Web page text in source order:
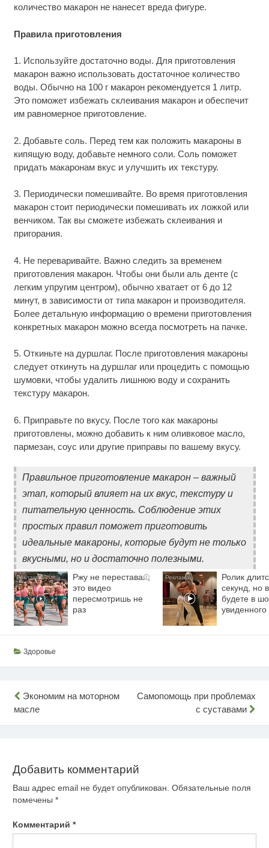
количество макарон не нанесет вреда фигуре.
Правила приготовления
1. Используйте достаточно воды. Для приготовления
макарон важно использовать достаточное количество
воды. Обычно на 100 г макарон рекомендуется 1 литр.
Это поможет избежать склеивания макарон и обеспечит
им равномерное приготовление.
2. Добавьте соль. Перед тем как положить макароны в
кипящую воду, добавьте немного соли. Соль поможет
придать макаронам вкус и улучшить их текстуру.
3. Периодически помешивайте. Во время приготовления
макарон стоит периодически помешивать их ложкой или
венчиком. Так вы сможете избежать склеивания и
пригорания.
4. Не переваривайте. Важно следить за временем
приготовления макарон. Чтобы они были аль денте (с
легким упругим центром), обычно хватает от 6 до 12
минут, в зависимости от типа макарон и производителя.
Более детальную информацию о времени приготовления
конкретных макарон можно всегда посмотреть на пачке.
5. Откиньте на дуршлаг. После приготовления макароны
следует откинуть на дуршлаг или процедить с помощью
шумовки, чтобы удалить лишнюю воду и сохранить
текстуру макарон.
6. Приправьте по вкусу. После того как макароны
приготовлены, можно добавить к ним оливковое масло,
пармезан, соус или другие приправы по вашему вкусу.
Правильное приготовление макарон – важный
этап, который влияет на их вкус, текстуру и
питательную ценность. Соблюдение этих
простых правил поможет приготовить
идеальные макароны, которые будут не только
вкусными, но и достаточно полезными.
i
Ржу не переставая,
это видео
пересмотришь не
раз
Ролик
секунд, но
будете в
увиденного
Здоровье
Навигация
по
Экономим на моторном
масле
Самопомощь при проблемах
с суставами
Добавить комментарий
Ваш адрес email не будет опубликован. Обязательные поля
помечены *
Комментарий *